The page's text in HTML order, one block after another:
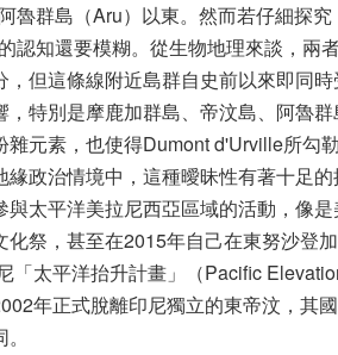
魯群島（Aru）以東。然而若仔細探
認知還要模糊。從生物地理來談，兩
但這條線附近島群自史前以來即同
特別是摩鹿加群島、帝汶島、阿魯
元素，也使得Dumont d'Urville所勾
政治情境中，這種曖昧性有著十足
太平洋美拉尼西亞區域的活動，像
祭，甚至在2015年自己在東努沙登
太平洋抬升計畫」（Pacific
年正式脫離印尼獨立的東帝汶，其